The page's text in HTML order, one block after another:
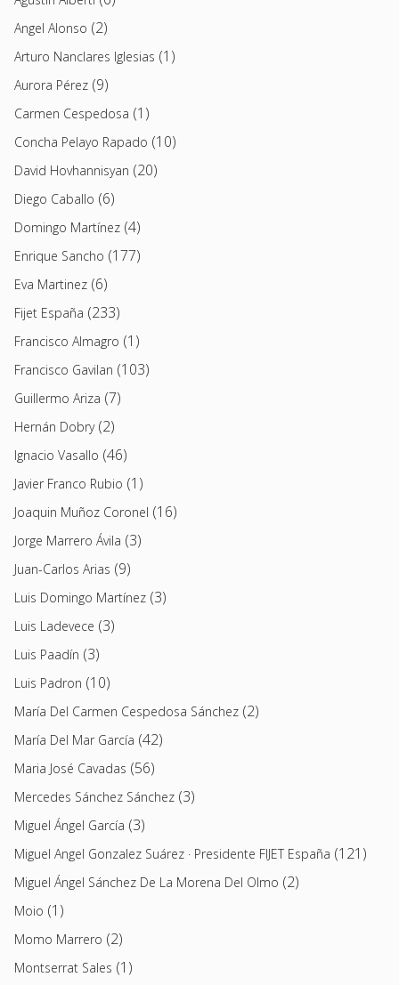
Angel Alonso (2)
Arturo Nanclares Iglesias (1)
Aurora Pérez (9)
Carmen Cespedosa (1)
Concha Pelayo Rapado (10)
David Hovhannisyan (20)
Diego Caballo (6)
Domingo Martínez (4)
Enrique Sancho (177)
Eva Martinez (6)
Fijet España (233)
Francisco Almagro (1)
Francisco Gavilan (103)
Guillermo Ariza (7)
Hernán Dobry(2)
Ignacio Vasallo (46)
Javier Franco Rubio (1)
Joaquin Muñoz Coronel (16)
Jorge Marrero Ávila (3)
Juan-Carlos Arias (9)
Luis Domingo Martínez (3)
Luis Ladevece (3)
Luis Paadín (3)
Luis Padron (10)
María Del Carmen Cespedosa Sánchez (2)
María Del Mar García (42)
Maria José Cavadas (56)
Mercedes Sánchez Sánchez (3)
Miguel Ángel García (3)
Miguel Angel Gonzalez Suárez · Presidente FIJET España (121)
Miguel Ángel Sánchez De La Morena Del Olmo (2)
Moio (1)
Momo Marrero (2)
Montserrat Sales (1)